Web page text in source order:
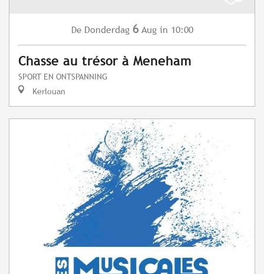
De Donderdag 6 Aug in 10:00
Chasse au trésor à Meneham
SPORT EN ONTSPANNING
Kerlouan